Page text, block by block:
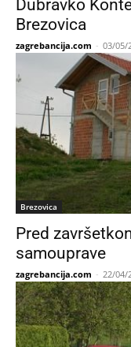
Dubravko
Brezovica
zagrebancija.com - 03/05/
Brezovica
Pred
samouprave
zagrebancija.com - 22/04/